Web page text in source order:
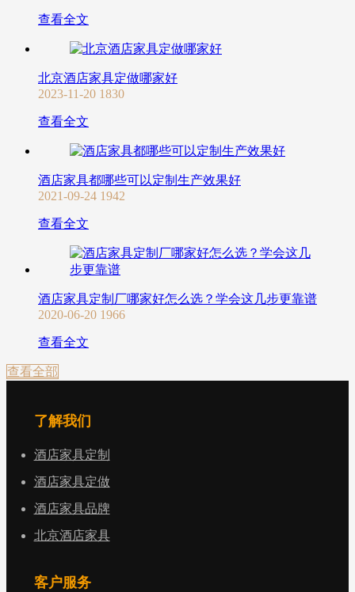
查看全文
北京酒店家具定做哪家好
2023-11-20 1830
查看全文
酒店家具都哪些可以定制生产效果好
2021-09-24 1942
查看全文
酒店家具定制厂哪家好怎么选？学会这几步更靠谱
2020-06-20 1966
查看全文
查看全部
了解我们
酒店家具定制
酒店家具定做
酒店家具品牌
北京酒店家具
客户服务